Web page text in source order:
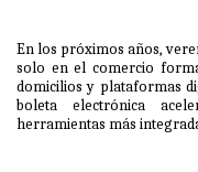
En los próximos años,
solo en el comercio
domicilios y plataformas
boleta electrónica
herramientas más